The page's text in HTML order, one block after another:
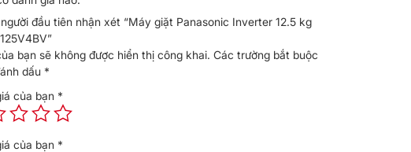
đầu tiên nhận xét “Máy giặt Panasonic Inverter 12.5 kg
bạn sẽ không được hiển thị công khai. Các trường bắt buộc
dấu *
của bạn *
của bạn *